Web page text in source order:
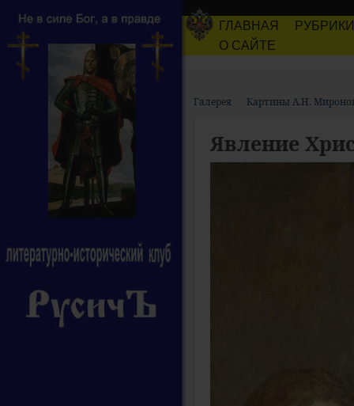
ГЛАВНАЯ
РУБРИКИ
О САЙТЕ
Галерея Картины А.Н.
Явление